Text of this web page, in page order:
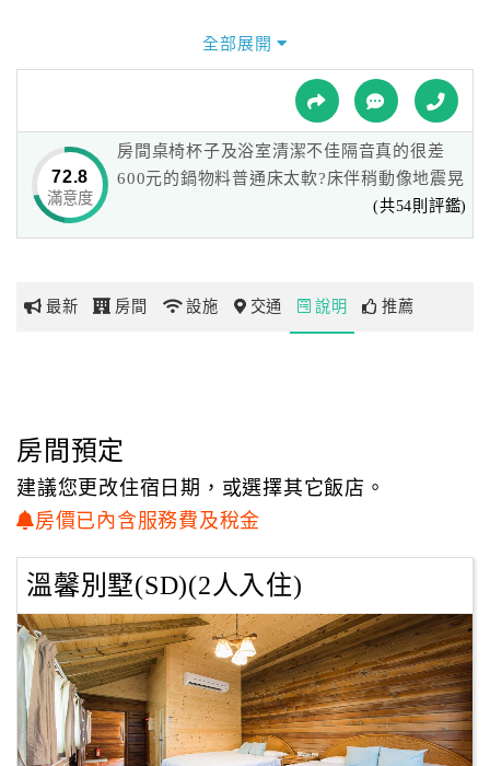
球
網
玩
地
圖
顧
務
顧
客
滿
意
小墾丁渡假村為南台灣唯一合法之主題渡假飯店，佔地40餘
公頃，
擁有304棟進口原木建造的芬多精木屋及佔地2000多坪的鄉
原名為小墾丁綠野渡假村，在營業成立七年後，於91年7月
份正式轉型並更名為小墾丁渡假村，
成為全台首創西部牛仔風格的渡假村。
在一路騁馳時，淨見兩旁綠油油的牧草，平原間不時有水
到達小墾丁渡假村後，映入眼簾的是粗曠造景的醉月湖畔，
水中不時有三三兩兩的水鴨遊過，於湖邊悠閒的垂釣更是遊
客的最愛。
小墾丁渡假村群山環繞的特殊地形往往吸引大群候鳥進駐，
您可以騎乘著小墾丁渡假村為你準備的單車，
穿梭於木屋間的羊腸小徑，聆聽清脆鳥嗚，面迎清涼的微
風；亦可以登上渡假村左翼山坡上的「賞鳥亭」，
視野遼闊令人心曠神怡。每年秋冬正逢候鳥過境的高峰期，
在小墾丁牛仔渡假村內隨時可見紅尾伯勞的芳蹤及數以千計
的國慶鳥棲息的狀觀場面；
於黃昏時分，可見落鷹安靜悠閒的在空中翱翔。
全部展開
72.8
滿意度
房間桌椅杯子及浴室清潔不佳隔音真的很差
600元的鍋物料普通床太軟?床伴稍動像地震晃
(共54則評鑑)
最新 房間 設施 交通 說明 推薦
房間預定
建議您更改住宿日期，或選擇其它飯店。
房價已內含服務費及稅金
溫馨別墅(SD)(2人入住)